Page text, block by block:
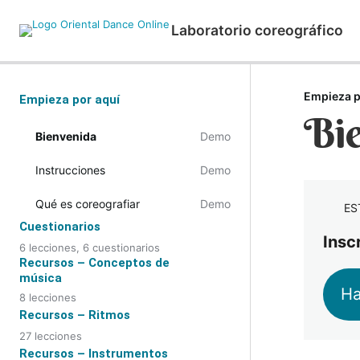
Laboratorio coreográfico
Empieza por aquí
Bienvenida Demo
Instrucciones Demo
Qué es coreografiar Demo
Cuestionarios
Conceptos de música
Ritmos
6 lecciones, 6 cuestionarios
Recursos – Conceptos de
música
Por qué es importante aprender
8 lecciones
Recursos – Ritmos
Introducción
27 lecciones
Recursos – Instrumentos
Empieza